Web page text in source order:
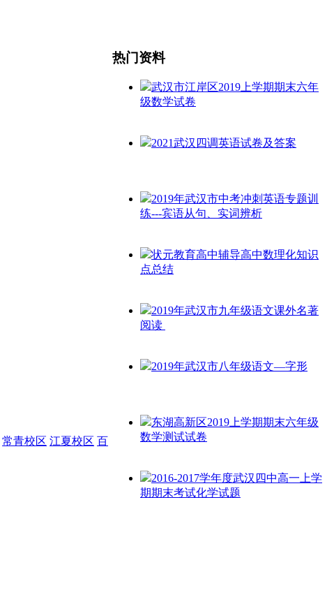
热门资料
武汉市江岸区2019上学期期末六年
级数学试卷
2021武汉四调英语试卷及答案
2019年武汉市中考冲刺英语专题训
练---宾语从句、实词辨析
状元教育高中辅导高中数理化知识
点总结
2019年武汉市九年级语文课外名著
阅读 ​
2019年武汉市八年级语文—字形
东湖高新区2019上学期期末六年级
数学测试试卷
2016-2017学年度武汉四中高一上学
期期末考试化学试题
常青校区 江夏校区 百